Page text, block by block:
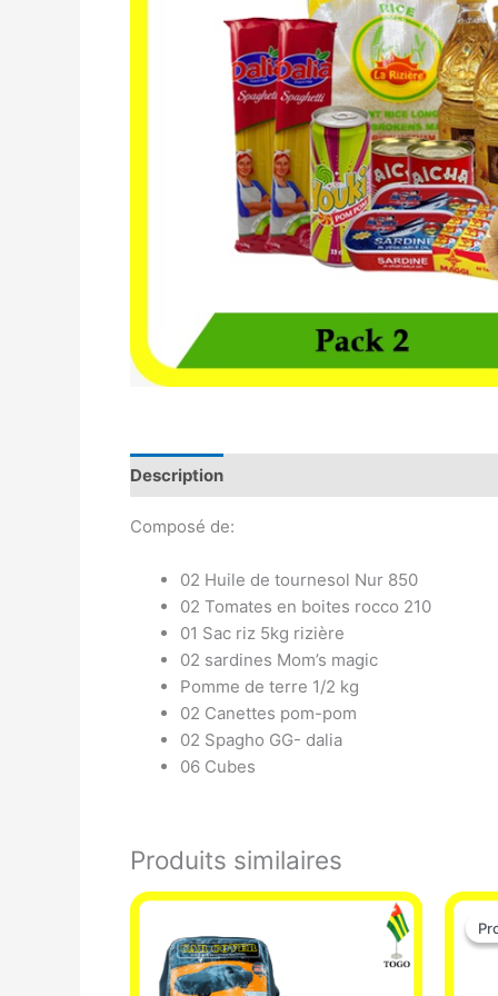
Description
Composé de:
02 Huile de tournesol Nur 850
02 Tomates en boites rocco 210
01 Sac riz 5kg rizière
02 sardines Mom’s magic
Pomme de terre 1/2 kg
02 Canettes pom-pom
02 Spagho GG- dalia
06 Cubes
Produits similaires